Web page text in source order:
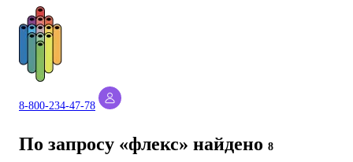
8-800-234-47-78
По запросу «флекс» найдено 8